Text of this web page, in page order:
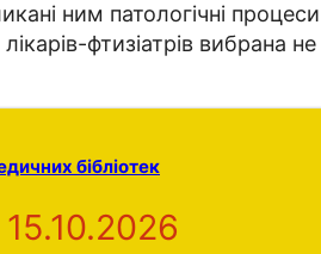
ним патологічні
лікарів-фтизіатрів
бібліотек
15.10.2026